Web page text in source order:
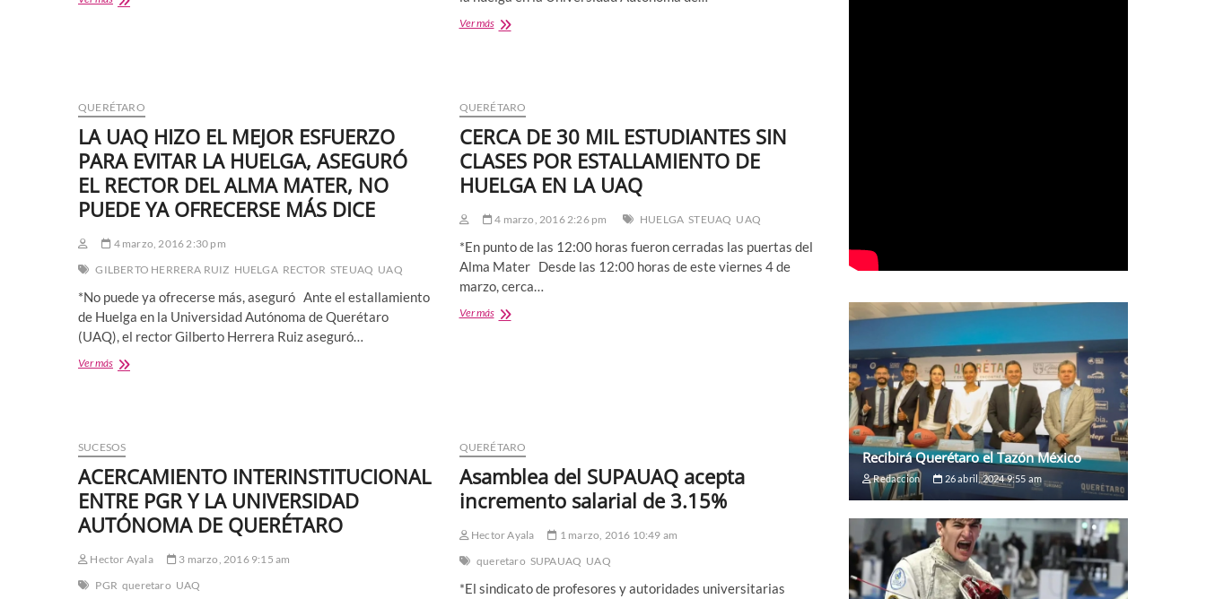
A
MARCHA
CONVOCADA
PARA
ESTE
LUNES
Ver másNO
QUERÉTARO
EL
ESTALLAMIENTO
DE
HUELGA
EN
UAQ:
AGUILAR
QUERÉTARO
LA UAQ HIZO EL MEJOR ESFUERZO
PARA EVITAR LA HUELGA, ASEGURÓ
EL RECTOR DEL ALMA MATER, NO
PUEDE YA OFRECERSE MÁS DICE
4 marzo, 2016 2:30 pm
GILBERTO HERRERA RUIZ HUELGA RECTOR STEUAQ UAQ
*No puede ya ofrecerse más, aseguró Ante el estallamiento
de Huelga en la Universidad Autónoma de Querétaro
(UAQ), el rector Gilberto Herrera Ruiz aseguró…
Ver másLA
ESFUERZO
PARA
EVITAR
LA
HUELGA,
ASEGURÓ
RECTOR
ALMA
QUERÉTARO
CERCA DE 30 MIL ESTUDIANTES SIN
CLASES POR ESTALLAMIENTO DE
HUELGA EN LA UAQ
4 marzo, 2016 2:26 pm HUELGA STEUAQ UAQ
*En punto de las 12:00 horas fueron cerradas las puertas del
Alma Mater Desde las 12:00 horas de este viernes 4 de
marzo, cerca…
Ver másCERCA
ESTALLAMIENTO
DE
HUELGA
LA
SUCESOS
ACERCAMIENTO INTERINSTITUCIONAL
ENTRE PGR Y LA UNIVERSIDAD
AUTÓNOMA DE QUERÉTARO
Hector Ayala
3 marzo, 2016 9:15 am
PGR queretaro UAQ
QUERÉTARO
Asamblea del SUPAUAQ acepta
incremento salarial de 3.15%
Hector Ayala
1 marzo, 2016 10:49 am
queretaro SUPAUAQ UAQ
*El sindicato de profesores y autoridades universitarias
Recibirá Querétaro el Tazón México
Redaccion 26 abril, 2024 9:55 am